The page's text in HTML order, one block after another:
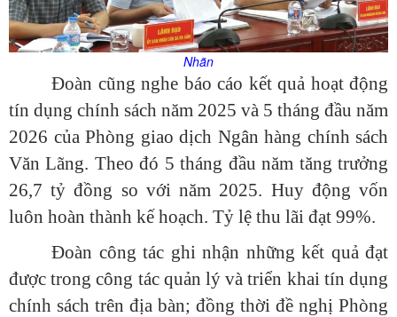
Nhãn
Đoàn cũng nghe báo cáo kết quả hoạt động
tín dụng chính sách năm 2025 và 5 tháng đầu năm
2026 của Phòng giao dịch Ngân hàng chính sách
Văn Lãng. Theo đó 5 tháng đầu năm tăng trưởng
26,7 tỷ đồng so với năm 2025. Huy động vốn
luôn hoàn thành kế hoạch. Tỷ lệ thu lãi đạt 99%.
Đoàn công tác ghi nhận những kết quả đạt
được trong công tác quản lý và triển khai tín dụng
chính sách trên địa bàn; đồng thời đề nghị Phòng